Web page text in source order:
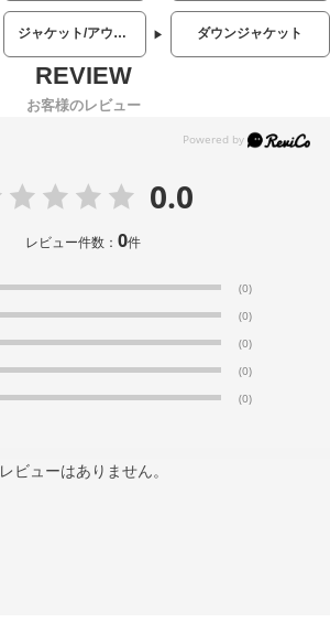
ジャケット/アウター ダウンジャケット
お客様のレビュー
0.0
レビュー件数：0件
(0)
(0)
(0)
(0)
(0)
レビューはありません。